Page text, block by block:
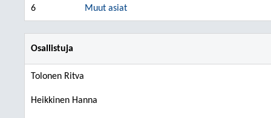
6 Muut asiat
Osallistuja
Tolonen Ritva
Heikkinen Hanna